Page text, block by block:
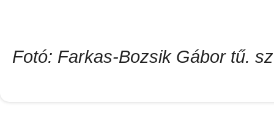
Fotó: Farkas-Bozsik Gábor tű.